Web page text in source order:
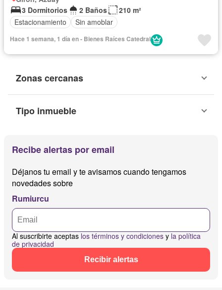
3 Dormitorios
2 Baños
210 m²
Estacionamiento
Sin amoblar
Hace 1 semana, 1 día en - Bienes Raíces Catedral
Zonas cercanas
Tipo inmueble
Recibe alertas por email
Déjanos tu email y te avisamos cuando tengamos
novedades sobre
Rumiurcu
Al suscribirte aceptas los términos y condiciones y la política
de privacidad
Recibir alertas